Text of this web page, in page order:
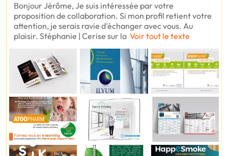
Bonjour Jérôme, Je suis intéressée par votre
proposition de collaboration. Si mon profil retient votre
attention, je serais ravie d'échanger avec vous. Au
plaisir. Stéphanie | Cerise sur la Voir tout le texte